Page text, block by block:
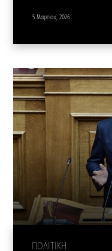
5 Μαρτίου, 2026
ΠΟΛΙΤΙΚΗ